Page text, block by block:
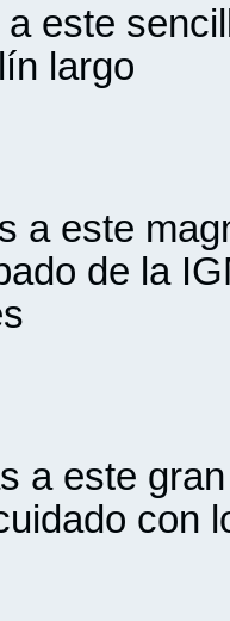
este
largo
a este
de la
a este
con